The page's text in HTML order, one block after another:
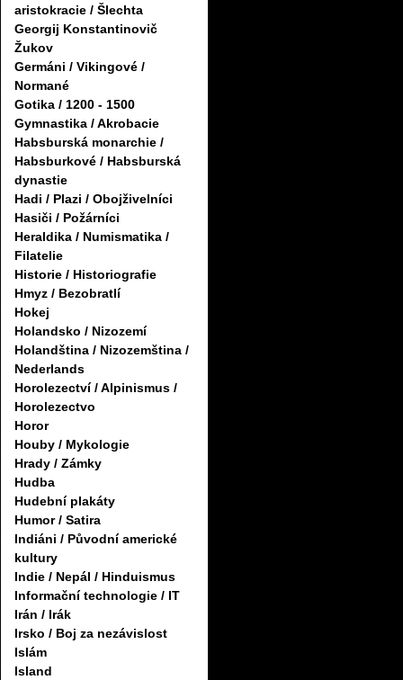
aristokracie / Šlechta
Georgij Konstantinovič
Žukov
Germáni / Vikingové /
Normané
Gotika / 1200 - 1500
Gymnastika / Akrobacie
Habsburská monarchie /
Habsburkové / Habsburská
dynastie
Hadi / Plazi / Obojživelníci
Hasiči / Požárníci
Heraldika / Numismatika /
Filatelie
Historie / Historiografie
Hmyz / Bezobratlí
Hokej
Holandsko / Nizozemí
Holandština / Nizozemština /
Nederlands
Horolezectví / Alpinismus /
Horolezectvo
Horor
Houby / Mykologie
Hrady / Zámky
Hudba
Hudební plakáty
Humor / Satira
Indiáni / Původní americké
kultury
Indie / Nepál / Hinduismus
Informační technologie / IT
Irán / Irák
Irsko / Boj za nezávislost
Islám
Island